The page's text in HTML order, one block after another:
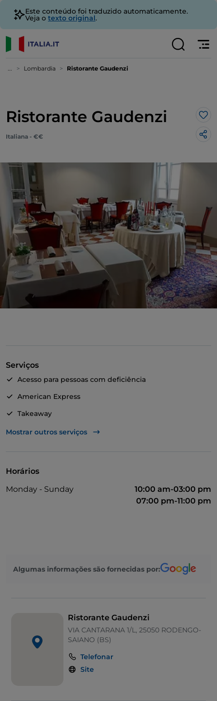
Este conteúdo foi traduzido automaticamente.
Veja o texto original.
... Lombardia Ristorante Gaudenzi
Ristorante Gaudenzi
Italiana - €€
Serviços
Acesso para pessoas com deficiência
American Express
Takeaway
Casa de banho para pessoas com deficiência
Wi-Fi
Mostrar outros serviços
Horários
Monday - Sunday
10:00 am-03:00 pm
07:00 pm-11:00 pm
Algumas informações são fornecidas por:
Ristorante Gaudenzi
VIA CANTARANA 1/L, 25050 RODENGO-
SAIANO (BS)
Telefonar
Site